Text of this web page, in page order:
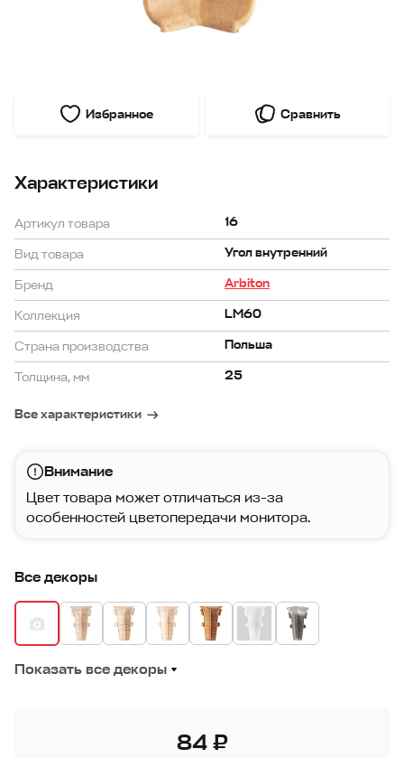
Избранное Сравнить
Характеристики
Артикул товара 16
Вид товара Угол внутренний
Бренд Arbiton
Коллекция LM60
Страна производства Польша
Толщина, мм 25
Все характеристики
Внимание
Цвет товара может отличаться из-за
особенностей цветопередачи монитора.
Все декоры
Показать все декоры
84 ₽